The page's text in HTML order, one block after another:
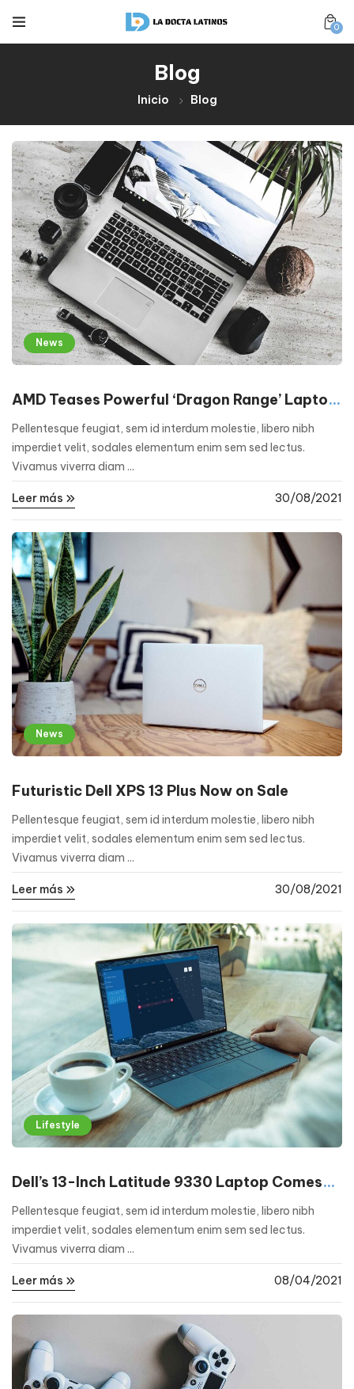
0
Blog
Inicio Blog
News
AMD Teases Powerful ‘Dragon Range’ Laptop
CPUs for 2023
Pellentesque feugiat, sem id interdum molestie, libero nibh
imperdiet velit, sodales elementum enim sem sed lectus.
Vivamus viverra diam ...
Leer más 30/08/2021
News
Futuristic Dell XPS 13 Plus Now on Sale
Pellentesque feugiat, sem id interdum molestie, libero nibh
imperdiet velit, sodales elementum enim sem sed lectus.
Vivamus viverra diam ...
Leer más 30/08/2021
Lifestyle
Dell’s 13-Inch Latitude 9330 Laptop Comes
With Dedicated Buttons for Video Calls
Pellentesque feugiat, sem id interdum molestie, libero nibh
imperdiet velit, sodales elementum enim sem sed lectus.
Vivamus viverra diam ...
Leer más 08/04/2021